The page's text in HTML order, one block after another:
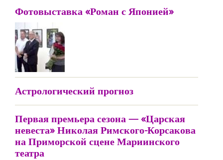
Фотовыставка «Роман с Японией»
Астрологический прогноз
Первая премьера сезона — «Царская
невеста» Николая Римского-Корсакова
на Приморской сцене Мариинского
театра